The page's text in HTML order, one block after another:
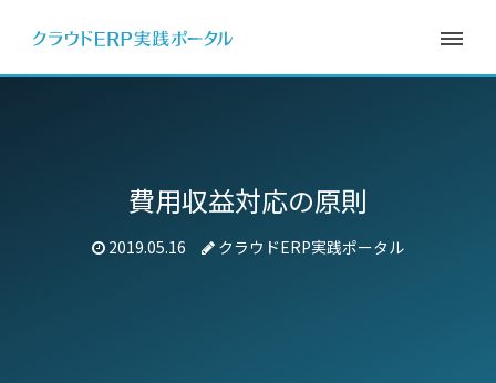
費用収益対応の原則
2019.05.16 クラウドERP実践ポータル